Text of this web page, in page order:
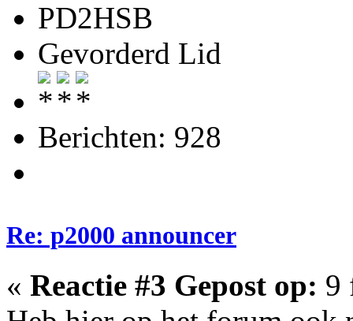
PD2HSB
Gevorderd Lid
Berichten: 928
Re: p2000 announcer
« Reactie #3 Gepost op: 9